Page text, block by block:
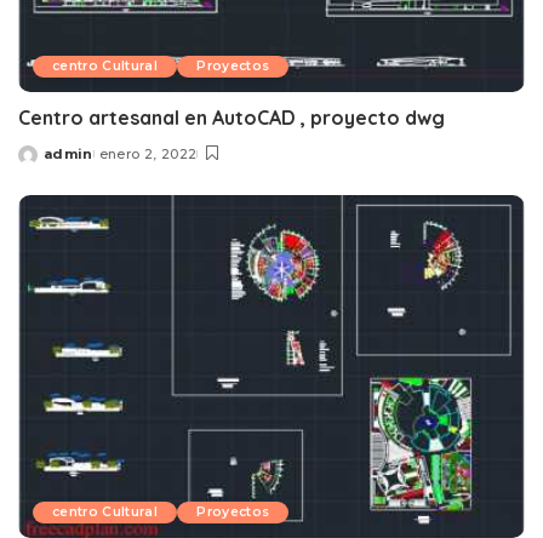
centro Cultural Proyectos
Centro artesanal en AutoCAD , proyecto dwg
Posted
admin enero 2, 2022
centro Cultural Proyectos